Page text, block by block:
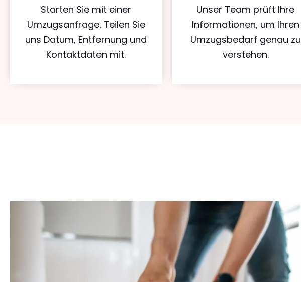
Starten Sie mit einer
Umzugsanfrage. Teilen Sie
uns Datum, Entfernung und
Kontaktdaten mit.
Unser Team prüft Ihre
Informationen, um Ihren
Umzugsbedarf genau zu
verstehen.